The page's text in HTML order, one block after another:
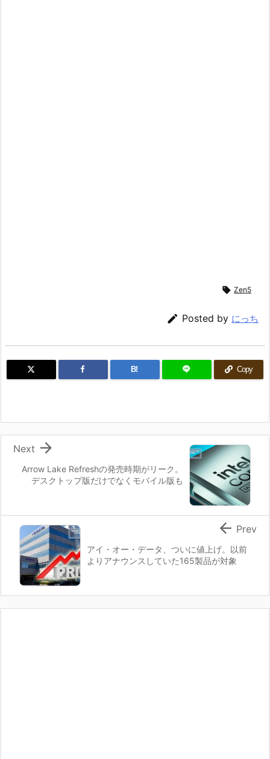
 Zen5
 Posted by にっち
B! Copy
Arrow Lake Refreshの発売時期がリーク。
デスクトップ版だけでなくモバイル版も

Next
アイ・オー・データ、ついに値上げ。以前
よりアナウンスしていた165製品が対象
 Prev